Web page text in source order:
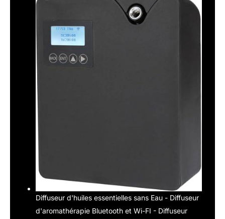
Diffuseur d'huiles essentielles sans Eau - Diffuseur
d'aromathérapie Bluetooth et Wi-FI - Diffuseur